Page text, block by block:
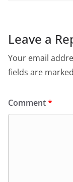
Leave a
Your email
fields are marked
Comment*